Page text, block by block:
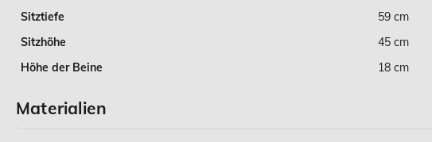
Sitztiefe
59 cm
Sitzhöhe
45 cm
Höhe der Beine
18 cm
Materialien